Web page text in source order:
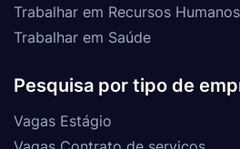
Trabalhar em Recursos Humanos
Trabalhar em Saúde
Pesquisa por tipo de
Vagas Estágio